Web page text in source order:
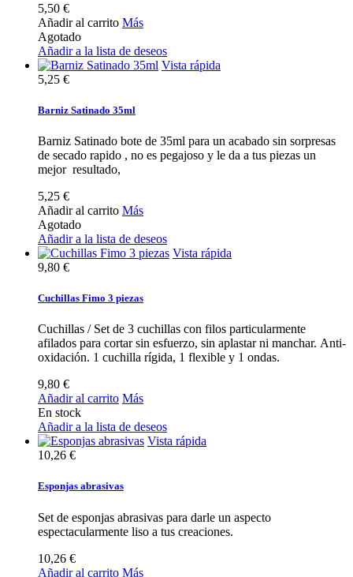
5,50 €
Añadir al carrito Más
Agotado
Añadir a la lista de deseos
Vista rápida
5,25 €
Barniz Satinado 35ml
Barniz Satinado bote de 35ml para un acabado sin sorpresas
de secado rapido , no es pegajoso y le da a tus piezas un
mejor resultado,
5,25 €
Añadir al carrito Más
Agotado
Añadir a la lista de deseos
Vista rápida
9,80 €
Cuchillas Fimo 3 piezas
Cuchillas / Set de 3 cuchillas con filos particularmente
afilados para cortar sin esfuerzo, sin aplastar ni manchar. Anti-
oxidación. 1 cuchilla rígida, 1 flexible y 1 ondas.
9,80 €
Añadir al carrito Más
En stock
Añadir a la lista de deseos
Vista rápida
10,26 €
Esponjas abrasivas
Set de esponjas abrasivas para darle un aspecto
espectacularmente liso a tus creaciones.
10,26 €
Añadir al carrito Más